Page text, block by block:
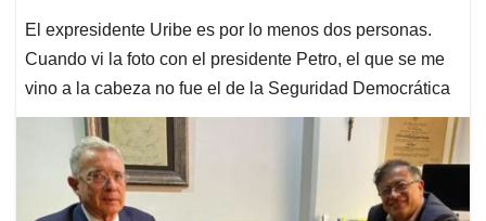
El expresidente Uribe es por lo menos dos personas.
Cuando vi la foto con el presidente Petro, el que se me
vino a la cabeza no fue el de la Seguridad Democrática